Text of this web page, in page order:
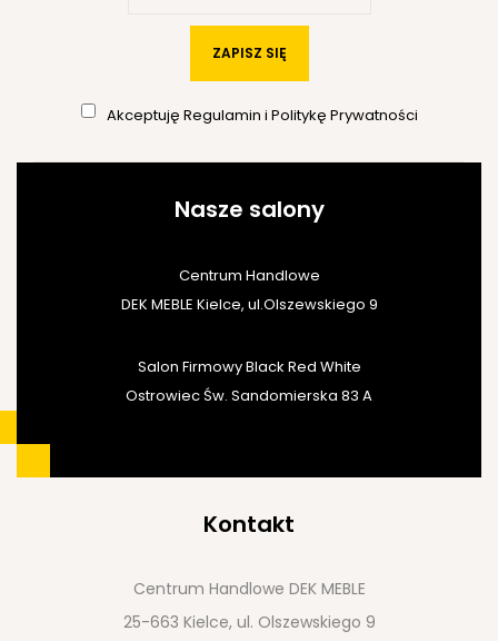
ZAPISZ SIĘ
Akceptuję Regulamin i Politykę Prywatności
Nasze salony
Centrum Handlowe
DEK MEBLE Kielce, ul.Olszewskiego 9
Salon Firmowy Black Red White
Ostrowiec Św. Sandomierska 83 A
Kontakt
Centrum Handlowe DEK MEBLE
25-663 Kielce, ul. Olszewskiego 9